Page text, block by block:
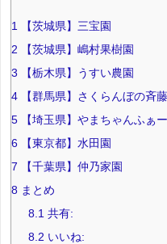
1
【茨城県】三宝園
2 【茨城県】嶋村果樹園
3 【栃木県】うすい農園
4 【群馬県】さくらんぼの斉
5 【埼玉県】やまちゃんふぁ
6 【東京都】水田園
7 【千葉県】仲乃家園
8 まとめ
8.1 共有:
8.2 いいね: